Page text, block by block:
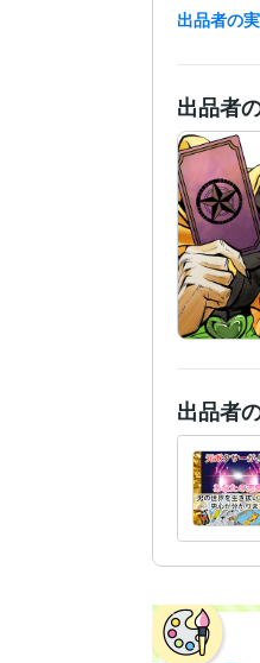
出品者の
出品者
出品者